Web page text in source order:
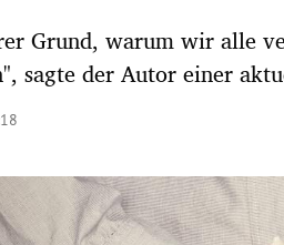
Grund, warum wir alle
sagte der Autor einer
öffnen/schließen